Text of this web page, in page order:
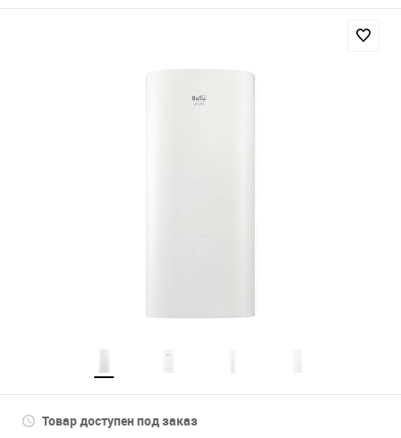
Товар доступен под заказ